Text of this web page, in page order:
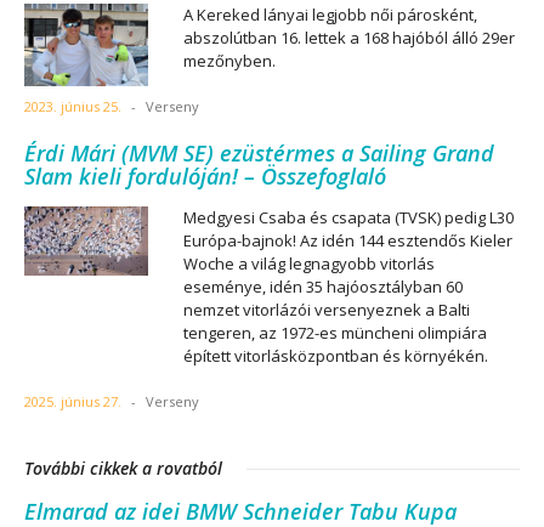
A Kereked lányai legjobb női párosként,
abszolútban 16. lettek a 168 hajóból álló 29er
mezőnyben.
2023. június 25. - Verseny
Érdi Mári (MVM SE) ezüstérmes a Sailing Grand
Slam kieli fordulóján! – Összefoglaló
Medgyesi Csaba és csapata (TVSK) pedig L30
Európa-bajnok! Az idén 144 esztendős Kieler
Woche a világ legnagyobb vitorlás
eseménye, idén 35 hajóosztályban 60
nemzet vitorlázói versenyeznek a Balti
tengeren, az 1972-es müncheni olimpiára
épített vitorlásközpontban és környékén.
2025. június 27. - Verseny
További cikkek a rovatból
Elmarad az idei BMW Schneider Tabu Kupa